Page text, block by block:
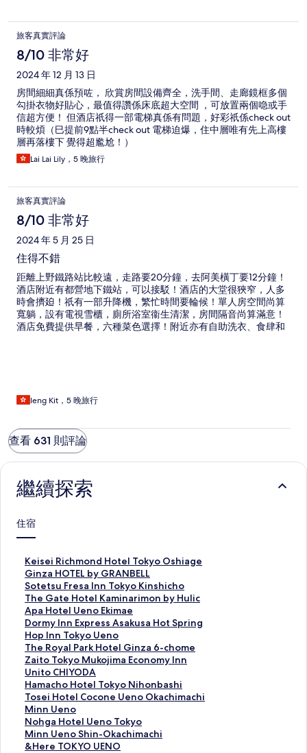
旅客真實評論
8/10 非常好
2024 年 12 月 13 日
房間細細真係預咗， 欣賞房間設備齊全，洗手間、走廊鏡框多個
勾掛衣物好貼心，最值得讚係床底超大空間 ，可放置兩個喼或手
信超方便！ 但酒店祇得一部電梯真係有問題，好彩祇係check out
時較煩（巳提前9點半check out 電梯迫爆，住中層唯有先上高樓
層再落樓下 覺得超尷尬！）
Lai Lai Lily，5 晚旅行
旅客真實評論
8/10 非常好
2024 年 5 月 25 日
住得不錯
距離上野鐵路站比較遠，走路要20分鐘，去阿美橫丁要12分鐘！
酒店附近有都營地下鐵站，可以接駁！酒店的大堂很狹窄，人多
時會擠廹！祇有一部升降機，繁忙時間要輪候！單人房空間尚算
寬躺，設有電視雪櫃，廁所浴室衞生清潔，房間隔音尚算滿意！
酒店免費提供早餐，六種菜色選擇！附近亦有自助洗衣、食肆和
Ieng Kit，5 晚旅行
查看 631 則評論
繼續探索
住宿
Keisei Richmond Hotel Tokyo Oshiage
K
e
i
s
e
i
R
i
c
h
m
o
n
d
H
o
Ginza HOTEL by GRANBELL
G
i
n
z
a
H
O
T
E
L
b
y
G
R
A
Sotetsu Fresa Inn Tokyo Kinshicho
S
o
t
e
t
s
u
F
r
e
s
a
I
n
The Gate Hotel Kaminarimon by Hulic
T
h
e
G
a
t
e
H
o
t
e
l
K
Apa Hotel Ueno Ekimae
A
p
a
H
o
t
e
l
U
e
n
o
Dormy Inn Express Asakusa Hot Spring
D
o
r
m
y
I
n
n
E
x
p
Hop Inn Tokyo Ueno
H
o
p
I
n
n
T
o
k
y
The Royal Park Hotel Ginza 6-chome
T
h
e
R
o
y
a
l
P
Zaito Tokyo Mukojima Economy Inn
Z
a
i
t
o
T
o
k
Unito CHIYODA
U
n
i
t
o
C
H
Hamacho Hotel Tokyo Nihonbashi
H
a
m
a
c
h
Tosei Hotel Cocone Ueno Okachimachi
T
o
s
e
i
Minn Ueno
M
i
n
n
Nohga Hotel Ueno Tokyo
N
o
h
Minn Ueno Shin-Okachimachi
M
i&Here TOKYO UENO
&